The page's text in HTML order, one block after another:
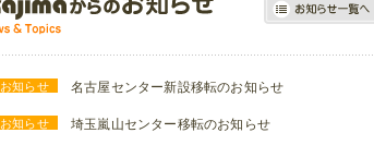
お知らせ 名古屋センター新設移転のお知らせ
お知らせ 埼玉嵐山センター移転のお知らせ